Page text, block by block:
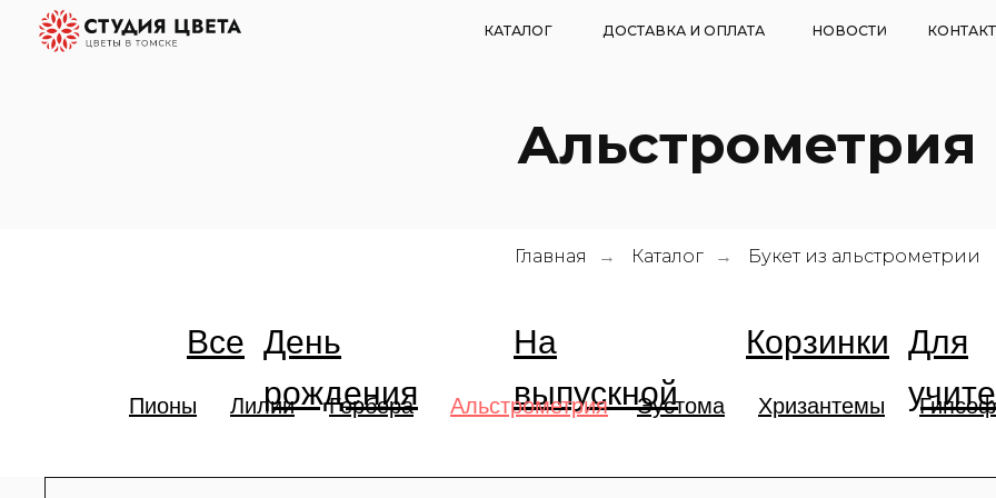
КАТАЛОГ ДОСТАВКА И ОПЛАТА НОВОСТИ КОНТАКТЫ
Альстрометрия
Главная → Каталог → Букет из альстрометрии
Все День
рождения
На
выпускной
Корзинки Для
Лилии Гербера Альстрометрия Эустома Хризантемы
Пионы